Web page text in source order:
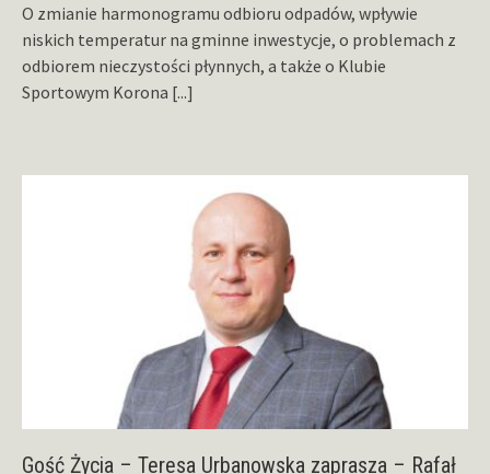
O zmianie harmonogramu odbioru odpadów, wpływie
niskich temperatur na gminne inwestycje, o problemach z
odbiorem nieczystości płynnych, a także o Klubie
Sportowym Korona [...]
Gość Życia – Teresa Urbanowska zaprasza – Rafał